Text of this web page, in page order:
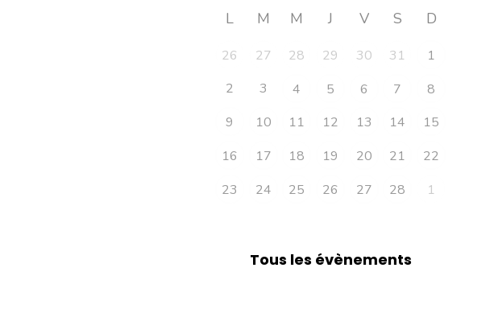
L M M J V S D
26 27 28 29 30 31
1
2
3 4 5 6 7
8
9
10 11 12 13 14
15
16
17 18 19 20 21
22
23
24 25 26 27 28 1
Tous les évènements